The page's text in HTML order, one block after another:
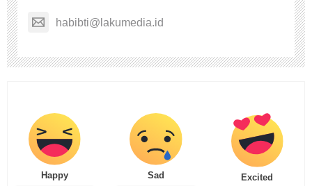
habibti@lakumedia.id
Happy Sad Excited